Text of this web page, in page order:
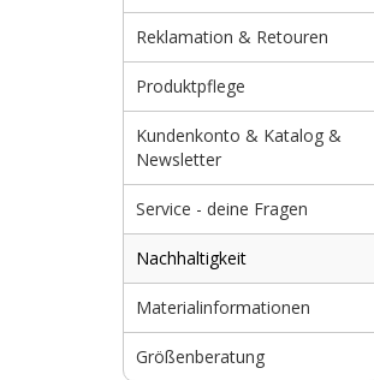
Reklamation & Retouren
Produktpflege
Kundenkonto & Katalog &
Newsletter
Service - deine Fragen
Nachhaltigkeit
Materialinformationen
Größenberatung